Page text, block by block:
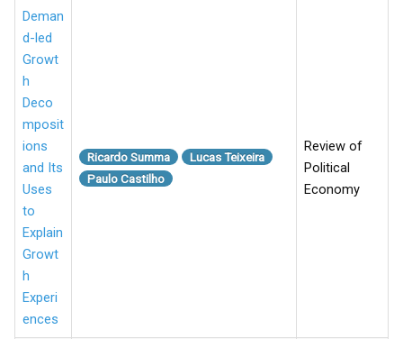
Deman
d-led
Growt
h
Deco
mposit
ions
and Its
Uses
to
Explain
Growt
h
Experi
ences
Ricardo Summa
Lucas Teixeira
Paulo Castilho
Review of
Political
Economy